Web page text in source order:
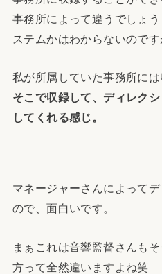
事務所によって違うでしょ
ステムかはわからないのです
私が所属していた事務所に
そこで収録して、ディレク
してくれる感じ。
マネージャーさんによって
ので、面白いです。
まぁこれは音響監督さんも
方って全然違いますよね笑